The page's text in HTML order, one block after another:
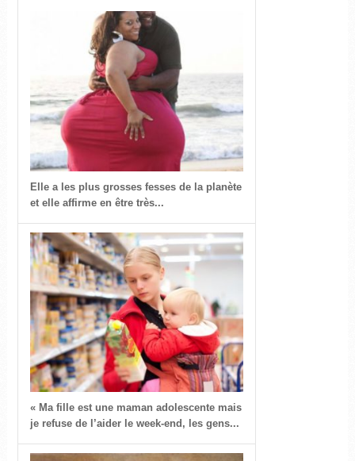
Elle a les plus grosses fesses de la planète
et elle affirme en être très...
« Ma fille est une maman adolescente mais
je refuse de l’aider le week-end, les gens...